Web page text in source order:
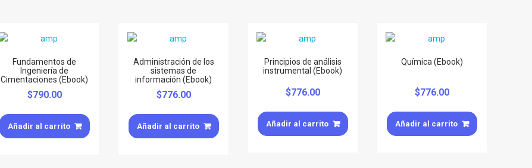
Fundamentos de
Ingeniería de
Cimentaciones (Ebook)
$790.00
Añadir al carrito
Administración de los
sistemas de
información (Ebook)
$776.00
Añadir al carrito
Principios de análisis
instrumental (Ebook)
$776.00
Añadir al carrito
Química (Ebook)
$776.00
Añadir al carrito